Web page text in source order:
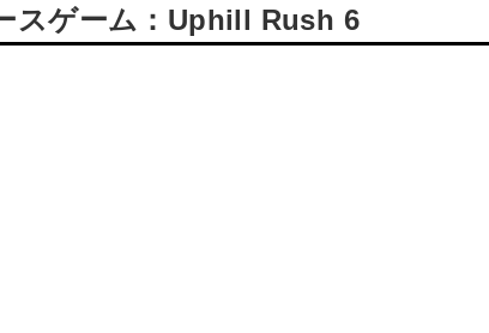
スゲーム：Uphill Rush 6